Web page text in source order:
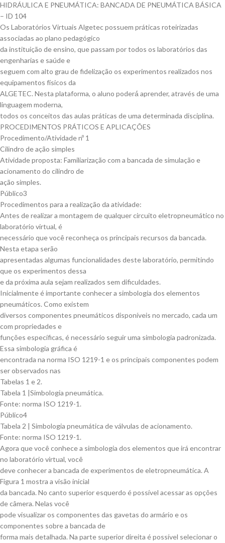
HIDRÁULICA E PNEUMÁTICA: BANCADA DE PNEUMÁTICA BÁSICA
– ID 104
Os Laboratórios Virtuais Algetec possuem práticas roteirizadas
associadas ao plano pedagógico
da instituição de ensino, que passam por todos os laboratórios das
engenharias e saúde e
seguem com alto grau de fidelização os experimentos realizados nos
equipamentos físicos da
ALGETEC. Nesta plataforma, o aluno poderá́ aprender, através de uma
linguagem moderna,
todos os conceitos das aulas práticas de uma determinada disciplina.
PROCEDIMENTOS PRÁTICOS E APLICAÇÕES
Procedimento/Atividade nº 1
Cilindro de ação simples
Atividade proposta: Familiarização com a bancada de simulação e
acionamento do cilindro de
ação simples.
Público3
Procedimentos para a realização da atividade:
Antes de realizar a montagem de qualquer circuito eletropneumático no
laboratório virtual, é
necessário que você reconheça os principais recursos da bancada.
Nesta etapa serão
apresentadas algumas funcionalidades deste laboratório, permitindo
que os experimentos dessa
e da próxima aula sejam realizados sem dificuldades.
Inicialmente é importante conhecer a simbologia dos elementos
pneumáticos. Como existem
diversos componentes pneumáticos disponíveis no mercado, cada um
com propriedades e
funções específicas, é necessário seguir uma simbologia padronizada.
Essa simbologia gráfica é
encontrada na norma ISO 1219-1 e os principais componentes podem
ser observados nas
Tabelas 1 e 2.
Tabela 1 |Simbologia pneumática.
Fonte: norma ISO 1219-1.
Público4
Tabela 2 | Simbologia pneumática de válvulas de acionamento.
Fonte: norma ISO 1219-1.
Agora que você conhece a simbologia dos elementos que irá encontrar
no laboratório virtual, você
deve conhecer a bancada de experimentos de eletropneumática. A
Figura 1 mostra a visão inicial
da bancada. No canto superior esquerdo é possível acessar as opções
de câmera. Nelas você
pode visualizar os componentes das gavetas do armário e os
componentes sobre a bancada de
forma mais detalhada. Na parte superior direita é possível selecionar o